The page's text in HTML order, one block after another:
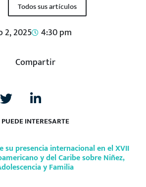
Todos sus artículos
2, 2025 4:30 pm
Compartir
PUEDE INTERESARTE
su presencia internacional en el XVII
y del Caribe sobre Niñez,
y Familia